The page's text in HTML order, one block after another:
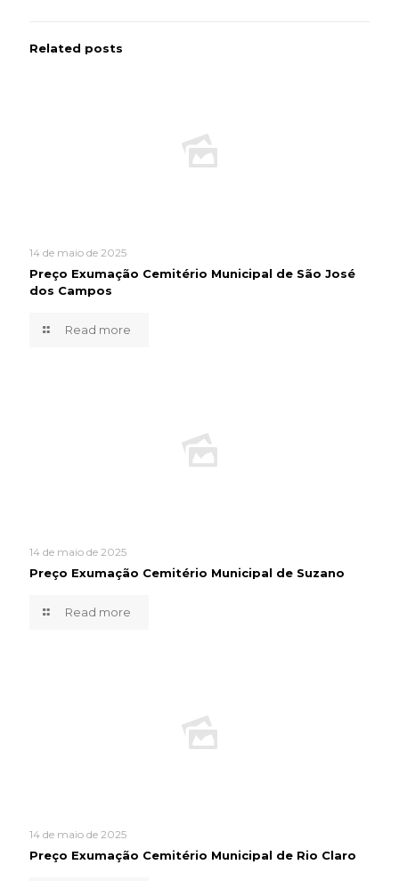
Related posts
14 de maio de 2025
Preço Exumação Cemitério Municipal de São José
dos Campos
Read more
14 de maio de 2025
Preço Exumação Cemitério Municipal de Suzano
Read more
14 de maio de 2025
Preço Exumação Cemitério Municipal de Rio Claro